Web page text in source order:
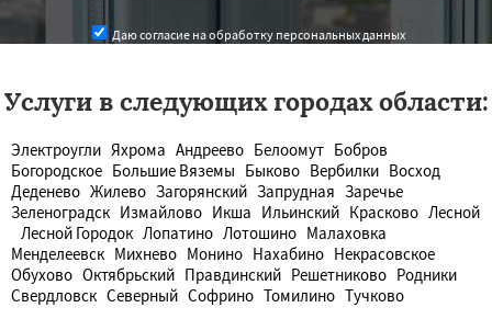
Даю согласие на обработку персональных данных
Услуги в следующих городах области:
Электроугли Яхрома Андреево Белоомут Бобров
Богородское Большие Вяземы Быково Вербилки Восход
Деденево Жилево Загорянский Запрудная Заречье
Зеленоградск Измайлово Икша Ильинский Красково Лесной
Лесной Городок Лопатино Лотошино Малаховка
Менделеевск Михнево Монино Нахабино Некрасовское
Обухово Октябрьский Правдинский Решетниково Родники
Свердловск Северный Софрино Томилино Тучково